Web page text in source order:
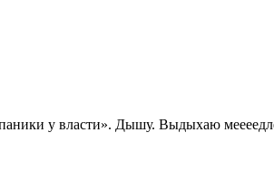
у власти». Дышу. Выдыхаю